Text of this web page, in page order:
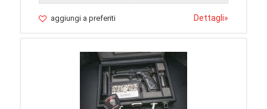
aggiungi a preferiti Dettagli»